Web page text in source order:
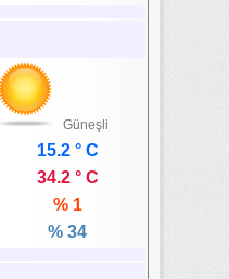
Güneşli
15.2 ° C
34.2 ° C
% 1
% 34